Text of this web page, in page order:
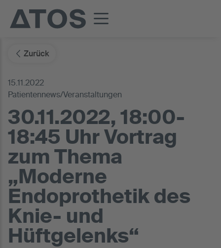
Zurück
15.11.2022
Patientennews/Veranstaltungen
30.11.2022, 18:00-
18:45 Uhr Vortrag
zum Thema
„Moderne
Endoprothetik des
Knie- und
Hüftgelenks“